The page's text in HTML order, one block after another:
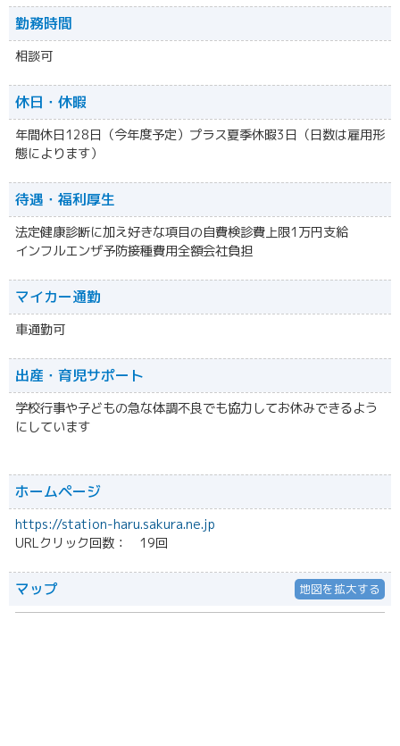
勤務時間
相談可
休日・休暇
年間休日128日（今年度予定）プラス夏季休暇3日（日数は雇用形
態によります）
待遇・福利厚生
法定健康診断に加え好きな項目の自費検診費上限1万円支給
インフルエンザ予防接種費用全額会社負担
マイカー通勤
車通勤可
出産・育児サポート
学校行事や子どもの急な体調不良でも協力してお休みできるよう
にしています
ホームページ
https://station-haru.sakura.ne.jp
URLクリック回数： 19回
マップ 地図を拡大する